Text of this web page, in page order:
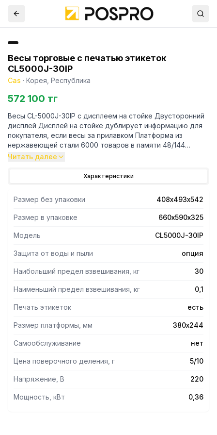
Весы торговые с печатью этикеток
CL5000J-30IP
Cas · Корея, Республика
572 100 тг
Весы CL-5000J-30IP с дисплеем на стойке Двусторонний
дисплей Дисплей на стойке дублирует информацию для
покупателя, если весы за прилавком Платформа из
нержавеющей стали 6000 товаров в памяти 48/144
клавиш быстрого вызова Замена картриджа этикеток < 5
стоимости различных товаров Удаление результатов
последнего взвешивания Интерфейс RS-232/Ethernet
Возможность взвешивать нестандартные грузы,
используя функционал CL5000 J – упрощенная
отсчетное устройство на стойке с горизонтальным
жидкокристаллический дисплей для индикации названия
свободном доступе: редактирование товаров, дизайн
настройка весов и другие функции.
Читать далее
Характеристики
Размер без упаковки 408х493х542
Размер в упаковке 660х590х325
Модель CL5000J-30IP
Защита от воды и пыли опция
Наибольший предел взвешивания, кг 30
Наименьший предел взвешивания, кг 0,1
Печать этикеток есть
Размер платформы, мм 380х244
Самообслуживание нет
Цена поверочного деления, г 5/10
Напряжение, В 220
Мощность, кВт 0,36